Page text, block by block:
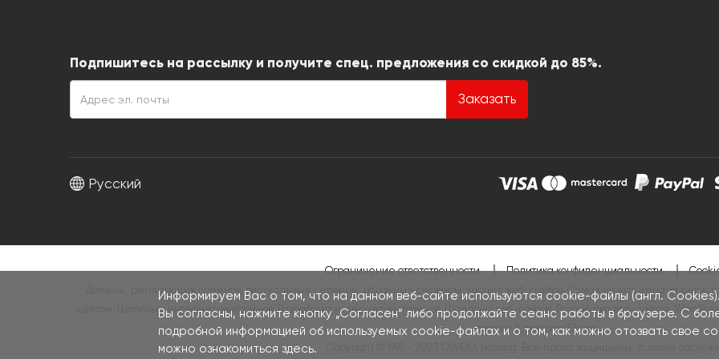
Информируем Вас о том, что на данном веб-сайте используются cookie-файлы (англ.
Вы согласны, нажмите кнопку „Согласен“ либо продолжайте сеанс работы в браузере. С
подробной информацией об используемых cookie-файлах и о том, как можно отозвать свое
можно ознакомиться здесь.
Подпишитесь на рассылку и получите спец. предложения со скидкой до 85%.
Заказать
Русский
Ограничение ответственности Политика конфиденциальности
Домены, регистрация доменов, виртуальные серверы, облачные серверы, хостинг веб-сайтов. Самая низкая цена за
Шаблоны интернет-магазинов ,Разработка интернет-магазинов,Шаблоны веб-сайтов , Разработка веб-сайтов,
names.lt domains33.com